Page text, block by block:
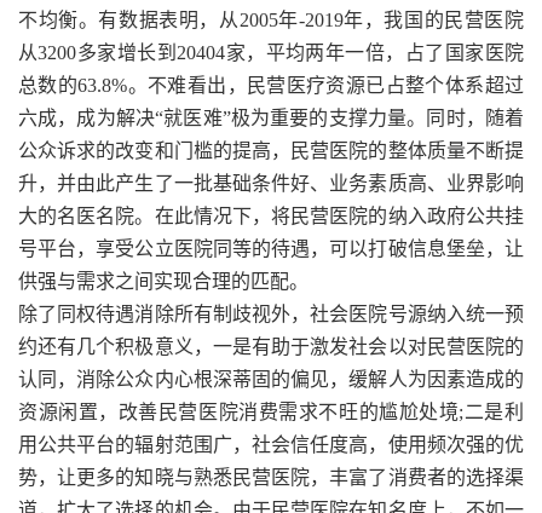
不均衡。有数据表明，从2005年-2019年，我国的民营医院
从3200多家增长到20404家，平均两年一倍，占了国家医院
总数的63.8%。不难看出，民营医疗资源已占整个体系超过
六成，成为解决“就医难”极为重要的支撑力量。同时，随着
公众诉求的改变和门槛的提高，民营医院的整体质量不断提
升，并由此产生了一批基础条件好、业务素质高、业界影响
大的名医名院。在此情况下，将民营医院的纳入政府公共挂
号平台，享受公立医院同等的待遇，可以打破信息堡垒，让
供强与需求之间实现合理的匹配。
除了同权待遇消除所有制歧视外，社会医院号源纳入统一预
约还有几个积极意义，一是有助于激发社会以对民营医院的
认同，消除公众内心根深蒂固的偏见，缓解人为因素造成的
资源闲置，改善民营医院消费需求不旺的尴尬处境;二是利
用公共平台的辐射范围广，社会信任度高，使用频次强的优
势，让更多的知晓与熟悉民营医院，丰富了消费者的选择渠